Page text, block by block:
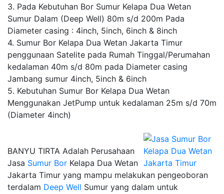
3. Pada Kebutuhan Bor Sumur Kelapa Dua Wetan
Sumur Dalam (Deep Well) 80m s/d 200m Pada
Diameter casing : 4inch, 5inch, 6inch & 8inch
4. Sumur Bor Kelapa Dua Wetan Jakarta Timur
penggunaan Satelite pada Rumah Tinggal/Perumahan
kedalaman 40m s/d 80m pada Diameter casing
Jambang sumur 4inch, 5inch & 6inch
5. Kebutuhan Sumur Bor Kelapa Dua Wetan
Menggunakan JetPump untuk kedalaman 25m s/d 70m
(Diameter 4inch)
BANYU TIRTA Adalah Perusahaan
Jasa Sumur Bor Kelapa Dua Wetan
Jakarta Timur yang mampu melakukan pengeoboran
terdalam Deep Well Sumur yang dalam untuk